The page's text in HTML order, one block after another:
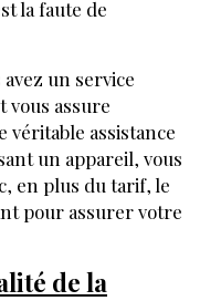
la faute de
un service
vous assure
véritable assistance
un appareil, vous
en plus du tarif, le
pour assurer votre
de la